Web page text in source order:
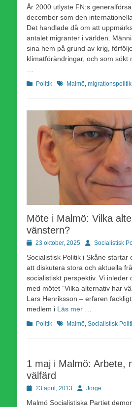
År 2000 utlyste FN:s
december som den
Det handlade då om att
antalet migranter i världen.
sina hem på grund av krig,
klimatförändringar, och som sökt
…
Kategorier
Politik Etiketter
Malmö, migrationspolitik
Möte i Malmö: Vilka
vänstern?
Publicerad
23 oktober, 2025 Författare
Socialistisk
Socialistisk Politik i Skåne startar
att diskutera stora och aktuella
socialistiskt perspektiv. Vi inleder
med mötet ”Vilka alternativ har
Lars Henriksson – erfaren fackligt
medlem i Läs mer …
Kategorier
Politik Etiketter
Malmö Socialistisk
1 maj i Malmö: Arbete,
välfärd
Publicerad
23 april, 2013 Författare
Jorge
Malmö Socialistiska Partiet